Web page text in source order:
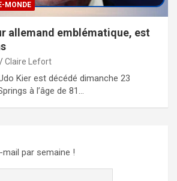
MONDE
allemand emblématique, est
Claire Lefort
Kier est décédé dimanche 23
à l’âge de 81…
par semaine !